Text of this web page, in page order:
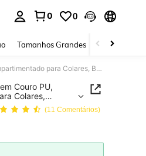
0 0
Tamanhos Grandes Joias e
1 Peça Suporte de Exibição de Joias em Couro PU, Armazenamento Compartimentado para Colares, Brincos, Anéis, Adequado para Casa, Casamento, Presente para Amigos e Namoradas
Couro PU,
Colares,
(11 Comentários)